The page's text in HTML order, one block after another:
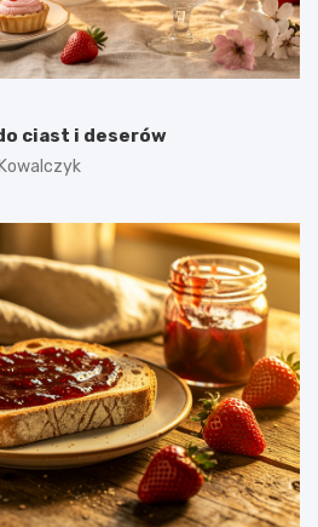
ciast i deserów